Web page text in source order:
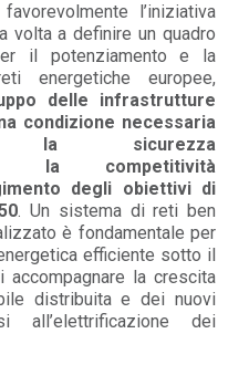
l’iniziativa
volta a definire un quadro
il potenziamento e la
energetiche europee,
delle infrastrutture
condizione necessaria
la sicurezza
la competitività
degli obiettivi di
. Un sistema di reti ben
è fondamentale per
efficiente sotto il
la crescita
distribuita e dei nuovi
all’elettrificazione dei